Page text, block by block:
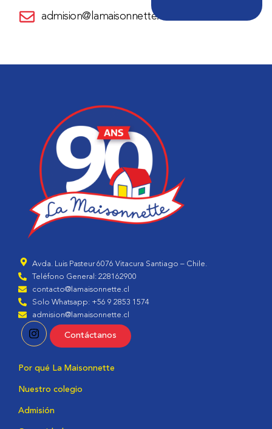
admision@lamaisonnette.cl
Avda. Luis Pasteur 6076 Vitacura Santiago – Chile.
Teléfono General: 228162900
contacto@lamaisonnette.cl
Solo Whatsapp: +56 9 2853 1574
admision@lamaisonnette.cl
Contáctanos
Por qué La Maisonnette
Nuestro colegio
Admisión